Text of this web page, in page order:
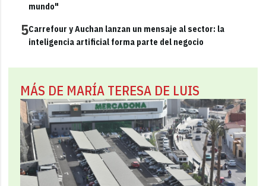
mundo"
5Carrefour y Auchan lanzan un mensaje al sector: la
inteligencia artificial forma parte del negocio
MÁS DE MARÍA TERESA DE LUIS